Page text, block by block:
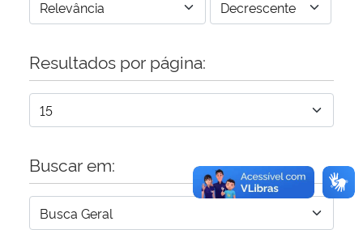
Advocacia-Geral da União
Banco Central do Brasil
Resultados por página:
Buscar em: